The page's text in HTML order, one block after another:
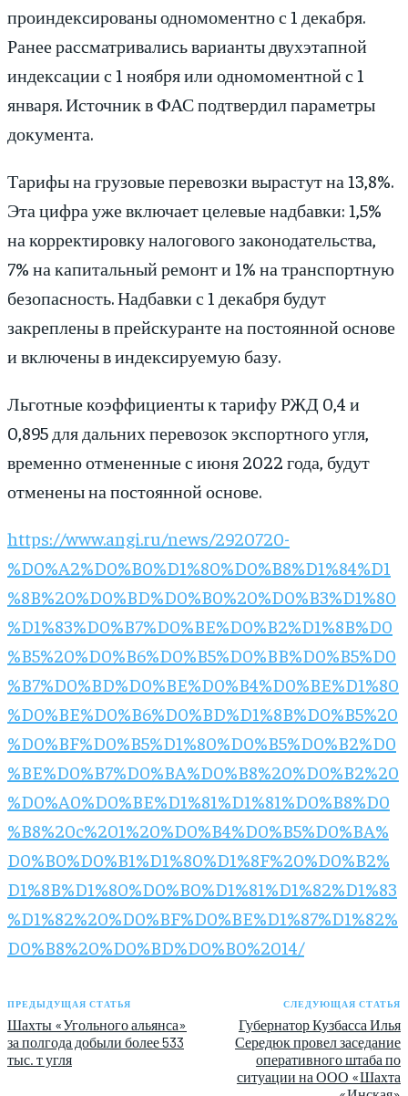
проиндексированы одномоментно с 1 декабря.
Ранее рассматривались варианты двухэтапной
индексации с 1 ноября или одномоментной с 1
января. Источник в ФАС подтвердил параметры
документа.
Тарифы на грузовые перевозки вырастут на 13,8%.
Эта цифра уже включает целевые надбавки: 1,5%
на корректировку налогового законодательства,
7% на капитальный ремонт и 1% на транспортную
безопасность. Надбавки с 1 декабря будут
закреплены в прейскуранте на постоянной основе
и включены в индексируемую базу.
Льготные коэффициенты к тарифу РЖД 0,4 и
0,895 для дальних перевозок экспортного угля,
временно отмененные с июня 2022 года, будут
отменены на постоянной основе.
https://www.angi.ru/news/2920720-
%D0%A2%D0%B0%D1%80%D0%B8%D1%84%D1
%8B%20%D0%BD%D0%B0%20%D0%B3%D1%80
%D1%83%D0%B7%D0%BE%D0%B2%D1%8B%D0
%B5%20%D0%B6%D0%B5%D0%BB%D0%B5%D0
%B7%D0%BD%D0%BE%D0%B4%D0%BE%D1%80
%D0%BE%D0%B6%D0%BD%D1%8B%D0%B5%20
%D0%BF%D0%B5%D1%80%D0%B5%D0%B2%D0
%BE%D0%B7%D0%BA%D0%B8%20%D0%B2%20
%D0%A0%D0%BE%D1%81%D1%81%D0%B8%D0
%B8%20c%201%20%D0%B4%D0%B5%D0%BA%
D0%B0%D0%B1%D1%80%D1%8F%20%D0%B2%
D1%8B%D1%80%D0%B0%D1%81%D1%82%D1%83
%D1%82%20%D0%BF%D0%BE%D1%87%D1%82%
D0%B8%20%D0%BD%D0%B0%2014/
ПРЕДЫДУЩАЯ СТАТЬЯ
Шахты «Угольного альянса»
за полгода добыли более 533
тыс. т угля
СЛЕДУЮЩАЯ СТАТЬЯ
Губернатор Кузбасса Илья
Середюк провел заседание
оперативного штаба по
ситуации на ООО «Шахта